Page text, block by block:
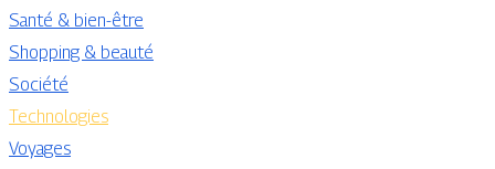
Santé & bien-être
Shopping & beauté
Société
Technologies
Voyages